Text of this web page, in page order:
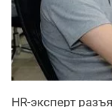
HR-эксперт